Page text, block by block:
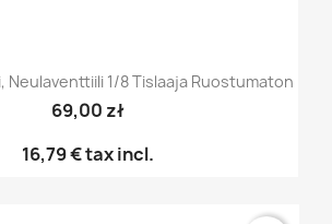
Neulaventtiili 1/8 Tislaaja Ruostumaton
69,00 zł
16,79 €tax incl.